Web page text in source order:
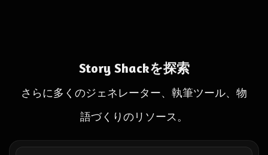
Story Shackを探索
さらに多くのジェネレーター、執筆ツール、物
語づくりのリソース。